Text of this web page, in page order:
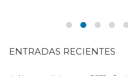
ENTRADAS RECIENTES
Nueva métrica para 2030